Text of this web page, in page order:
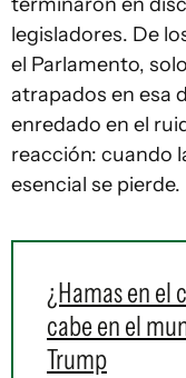
legisladores. De
el Parlamento,
atrapados en esa
enredado en el
reacción: cuando
esencial se pierde.
¿Hamas en el
cabe en el
Trump